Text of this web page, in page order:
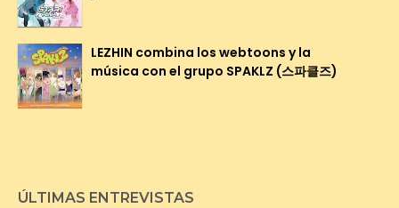
LEZHIN combina los webtoons y la
música con el grupo SPAKLZ (스파클즈)
ÚLTIMAS ENTREVISTAS